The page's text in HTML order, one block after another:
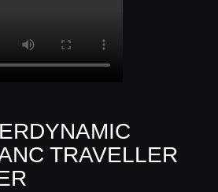
TRAVELLER